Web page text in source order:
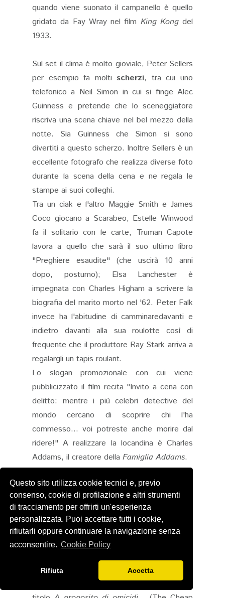
Questo sito utilizza cookie tecnici e, previo
consenso, cookie di profilazione e altri strumenti
di tracciamento per offrirti un'esperienza
personalizzata. Puoi accettare tutti i cookie,
rifiutarli oppure continuare la navigazione senza
acconsentire. Cookie Policy
Rifiuta Accetta
quando viene suonato il campanello è quello
gridato da Fay Wray nel film King Kong del
1933.
Sul set il clima è molto gioviale, Peter Sellers
per esempio fa moltischerzi, tra cui uno
telefonico a Neil Simon in cui si finge Alec
Guinness e pretende che lo sceneggiatore
riscriva una scena chiave nel bel mezzo della
notte. Sia Guinness che Simon si sono
divertiti a questo scherzo. Inoltre Sellers è un
eccellente fotografo che realizza diverse foto
durante la scena della cena e ne regala le
stampe ai suoi colleghi.
Tra un ciak e l'altro Maggie Smith e James
Coco giocano a Scarabeo, Estelle Winwood
fa il solitario con le carte, Truman Capote
lavora a quello che sarà il suo ultimo libro
"Preghiere esaudite" (che uscirà 10 anni
dopo, postumo); Elsa Lanchester è
impegnata con Charles Higham a scrivere la
biografia del marito morto nel '62. Peter Falk
invece ha l'abitudine di camminaredavanti e
indietro davanti alla sua roulotte così di
frequente che il produttore Ray Stark arriva a
regalargli un tapis roulant.
Lo slogan promozionale con cui viene
pubblicizzato il film recita "Invito a cena con
delitto: mentre i più celebri detective del
mondo cercano di scoprire chi l'ha
commesso... voi potreste anche morire dal
ridere!" A realizzare la locandina è Charles
Addams, il creatore della Famiglia Addams.
La Premiere si tiene il 23 giugno del '76
(viene anche presentato al Festival di
Venezia dello stesso anno).
Truman Capote riceve la nomination al
Golden Globe come Migliore attore
debuttante ma a vincere sarà Arnold
campione
Di questo film verrà realizzato un sequel dal